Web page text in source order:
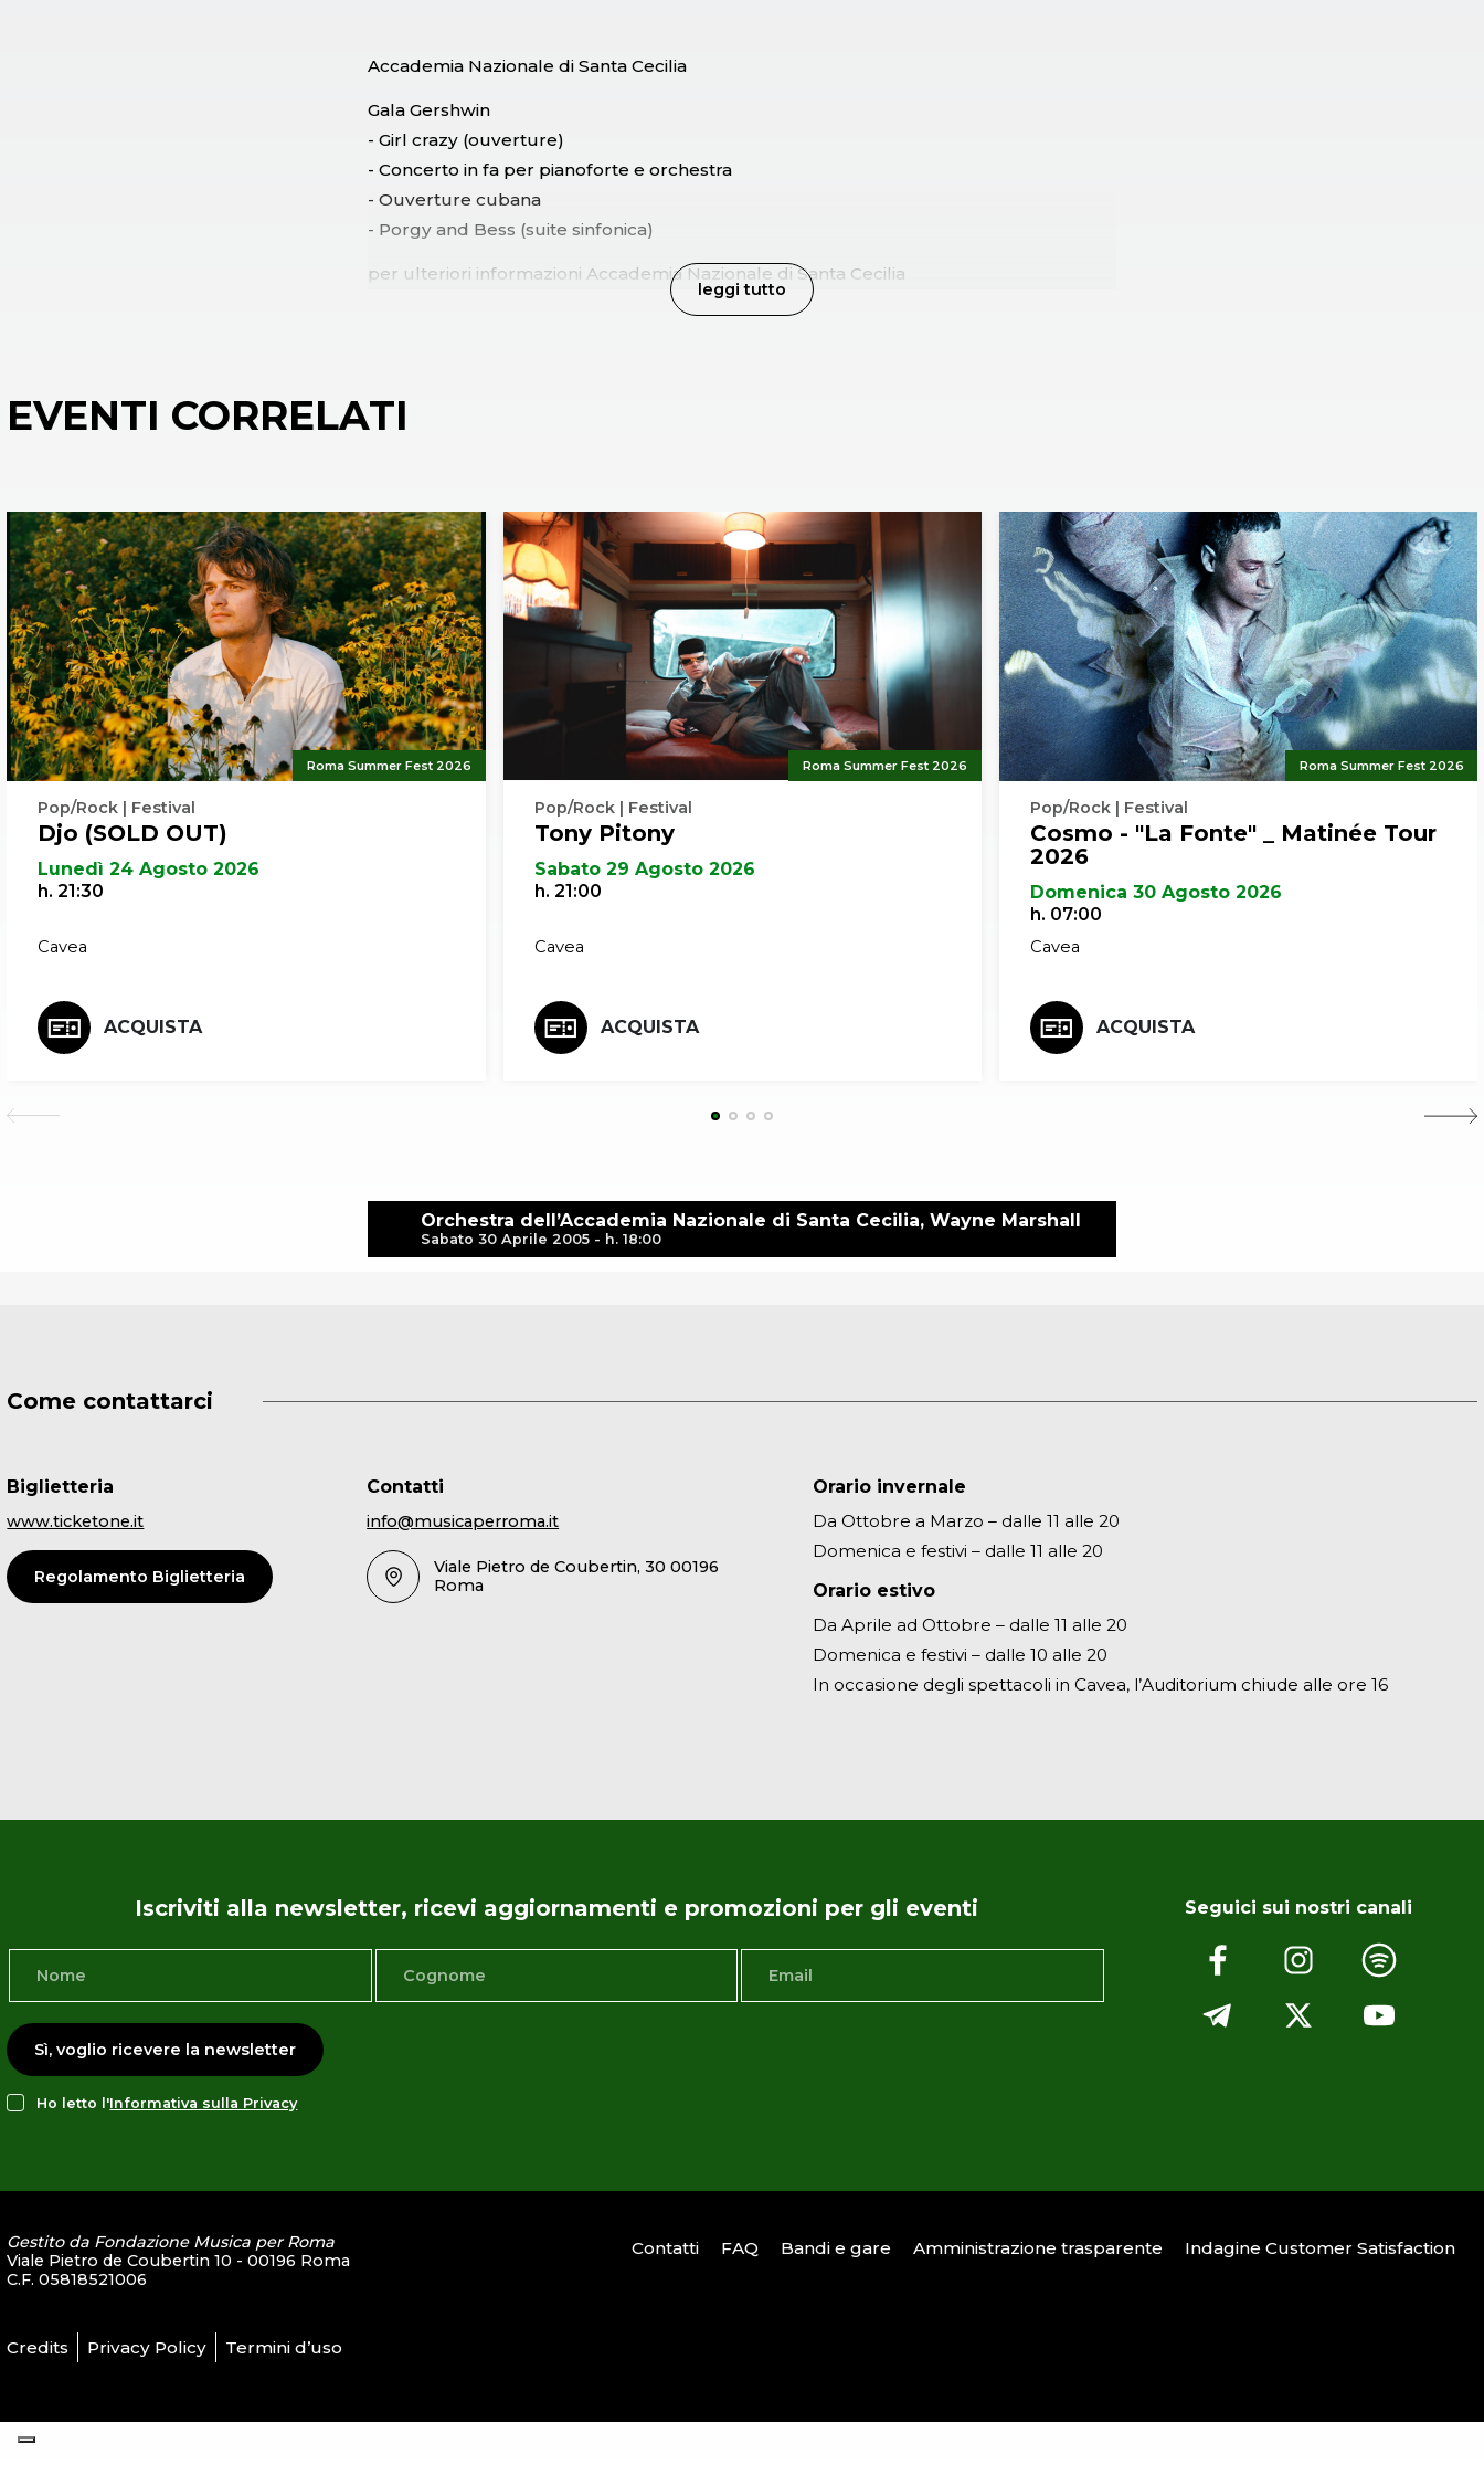
Orchestra dell’Accademia Nazionale di Santa Cecilia, Wayne Marshall
Sabato 30 Aprile 2005 - h. 18:00
Accademia Nazionale di Santa Cecilia
Gala Gershwin
- Girl crazy (ouverture)
- Concerto in fa per pianoforte e orchestra
- Ouverture cubana
- Porgy and Bess (suite sinfonica)
per ulteriori informazioni Accademia Nazionale di Santa Cecilia
leggi tutto
EVENTI CORRELATI
Roma Summer Fest 2026
Pop/Rock | Festival
Djo (SOLD OUT)
Lunedì 24 Agosto 2026
h. 21:30
Cavea
ACQUISTA
Roma Summer Fest 2026
Pop/Rock | Festival
Tony Pitony
Sabato 29 Agosto 2026
h. 21:00
Cavea
ACQUISTA
Roma Summer Fest 2026
Pop/Rock | Festival
Cosmo - "La Fonte" _ Matinée Tour
2026
Domenica 30 Agosto 2026
h. 07:00
Cavea
ACQUISTA
Come contattarci
Biglietteria
www.ticketone.it
Regolamento Biglietteria
Contatti
info@musicaperroma.it
Viale Pietro de Coubertin, 30 00196
Roma
Orario invernale
Da Ottobre a Marzo – dalle 11 alle 20
Domenica e festivi – dalle 11 alle 20
Orario estivo
Da Aprile ad Ottobre – dalle 11 alle 20
Domenica e festivi – dalle 10 alle 20
In occasione degli spettacoli in Cavea, l’Auditorium chiude alle ore 16
Iscriviti alla newsletter, ricevi aggiornamenti e promozioni per gli eventi
Sì, voglio ricevere la newsletter
Ho letto l'Informativa sulla Privacy
Seguici sui nostri canali
Gestito da Fondazione Musica per Roma
Viale Pietro de Coubertin 10 - 00196 Roma
C.F. 05818521006
Contatti FAQ Bandi e gare Amministrazione trasparente Indagine Customer Satisfaction
Credits Privacy Policy Termini d’uso